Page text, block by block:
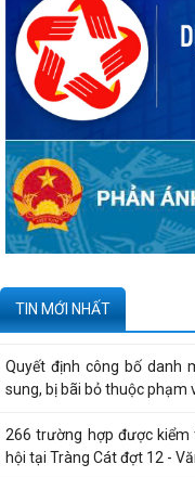
TIN MỚI NHẤT
20 căn nhà ở thấp tầng tại
vào kinh doanh - Văn bản
270 căn nhà ở thấp
Nguyên đủ điều kiện đưa
Công bố danh mục thủ tục
bị bãi bỏ thuộc phạm vi
Kê khai giá hàng hóa,
Công ty TNHH ống thép
Tạm thời chưa trả kết
Quyết định công bố danh
sung, bị bãi bỏ thuộc phạm
266 trường hợp được
hội tại Tràng Cát đợt 12 -